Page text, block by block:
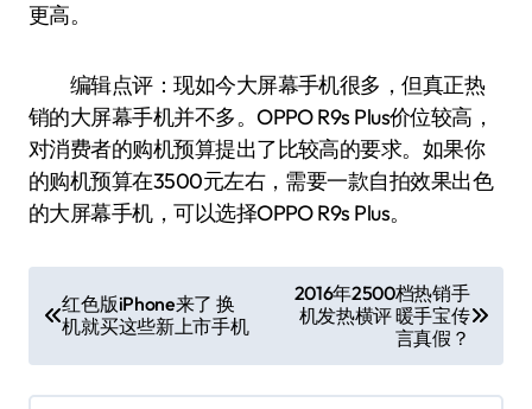
更高。
编辑点评：现如今大屏幕手机很多，但真正热
销的大屏幕手机并不多。OPPO R9s Plus价位较高，
对消费者的购机预算提出了比较高的要求。如果你
的购机预算在3500元左右，需要一款自拍效果出色
的大屏幕手机，可以选择OPPO R9s Plus。
章
导
红色版iPhone来了 换
机就买这些新上市手机
2016年2500档热销手
机发热横评 暖手宝传
言真假？